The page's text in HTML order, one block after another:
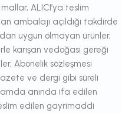
ALICI’ya teslim
ambalajı açıldığı takdirde
uygun olmayan ürünler,
karışan vedoğası gereği
Abonelik sözleşmesi
ve dergi gibi süreli
anında ifa edilen
edilen gayrimaddi